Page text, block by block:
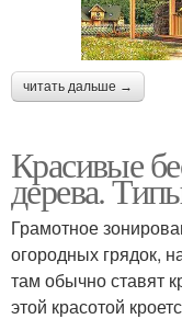
читать дальше →
Красивые
дерева.
Грамотное
огородных грядок,
там обычно ставят
этой красотой